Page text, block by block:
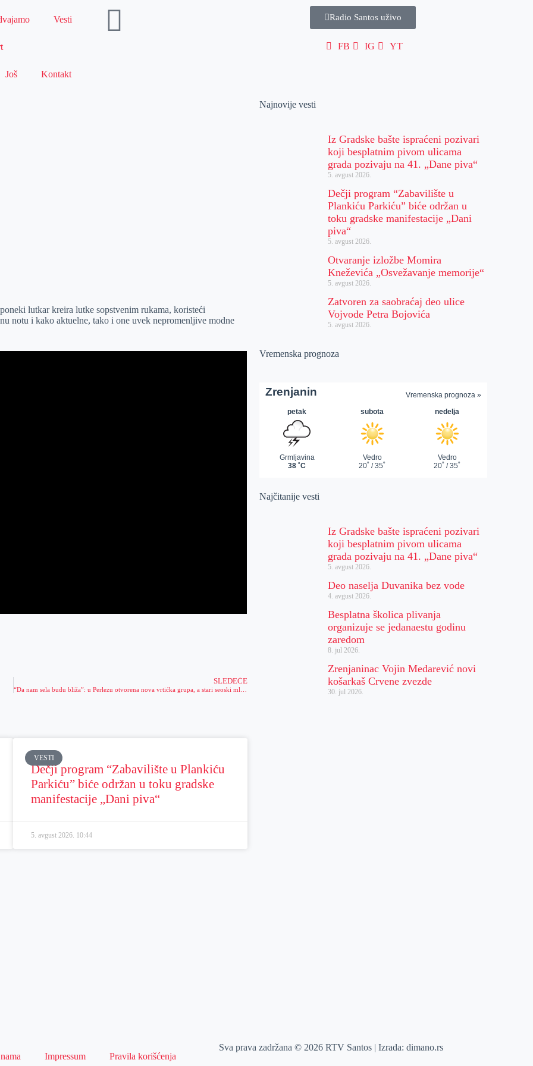
Vesti
Još Kontakt
Radio Santos uživo
FB IG YT
lutkar kreira lutke sopstvenim rukama, koristeći
notu i kako aktuelne, tako i one uvek nepromenljive modne
SLEDEĆE
VESTI
Dečji program “Zabavilište u Plankiću
Parkiću” biće održan u toku gradske
manifestacije „Dani piva“
5. avgust 2026. 10:44
Najnovije vesti
Iz Gradske bašte ispraćeni pozivari
koji besplatnim pivom ulicama
grada pozivaju na 41. „Dane piva“
5. avgust 2026.
Dečji program “Zabavilište u
Plankiću Parkiću” biće održan u
toku gradske manifestacije „Dani
piva“
5. avgust 2026.
Otvaranje izložbe Momira
Kneževića „Osvežavanje memorije“
5. avgust 2026.
Zatvoren za saobraćaj deo ulice
Vojvode Petra Bojovića
5. avgust 2026.
Vremenska prognoza
Najčitanije vesti
Iz Gradske bašte ispraćeni pozivari
koji besplatnim pivom ulicama
grada pozivaju na 41. „Dane piva“
5. avgust 2026.
Deo naselja Duvanika bez vode
4. avgust 2026.
Besplatna školica plivanja
organizuje se jedanaestu godinu
zaredom
8. jul 2026.
Zrenjaninac Vojin Medarević novi
košarkaš Crvene zvezde
30. jul 2026.
Impressum Pravila korišćenja
Sva prava zadržana © 2026 RTV Santos | Izrada:dimano.rs